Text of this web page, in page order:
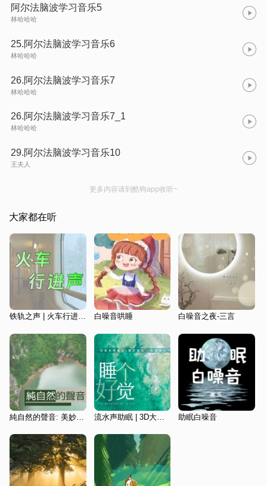
阿尔法脑波学习音乐5
林哈哈哈
25.阿尔法脑波学习音乐6
林哈哈哈
26.阿尔法脑波学习音乐7
林哈哈哈
26.阿尔法脑波学习音乐7_1
林哈哈哈
29.阿尔法脑波学习音乐10
王夫人
更多内容请到酷狗app收听~
大家都在听
铁轨之声 | 火车行进声助眠 白噪音哄睡 白噪音之夜-三言
流水声助眠 | 3D大自然白噪音 减压冥想催眠 助眠白噪音